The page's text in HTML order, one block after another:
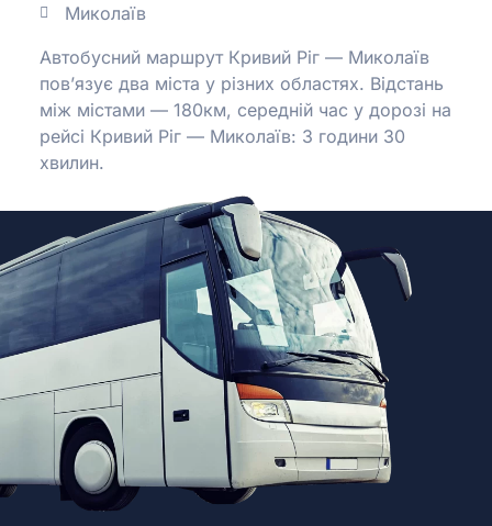
Миколаїв
Автобусний маршрут Кривий Ріг — Миколаїв
пов’язує два міста у різних областях. Відстань
між містами — 180км, середній час у дорозі на
рейсі Кривий Ріг — Миколаїв: 3 години 30
хвилин.